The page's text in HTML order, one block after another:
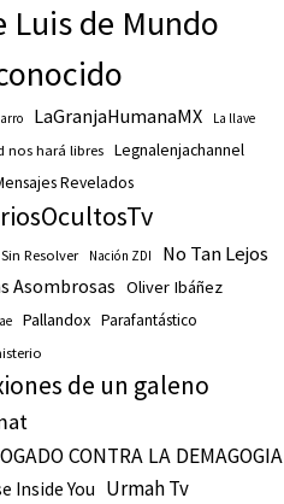
Luis de Mundo
LaGranjaHumanaMX La llave
nos hará libres Legnalenjachannel
Revelados
Resolver Nación ZDI No Tan Lejos
Asombrosas Oliver Ibáñez
Pallandox Parafantástico
de un galeno
CONTRA LA DEMAGOGIA
Inside You Urmah Tv